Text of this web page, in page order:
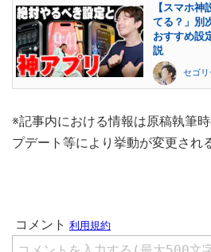
【スマホ
てる？」別
おすすめ設
説
セゴ
※記事内における情報は原稿執筆
プデート等により挙動が変更され